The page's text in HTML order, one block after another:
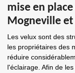
mise en
Mogneville et
Les velux sont des
les propriétaires des
réduire
l'éclairage. Afin de